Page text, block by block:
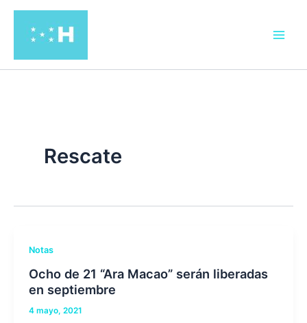
contenido
Rescate
Notas
Ocho de 21 “Ara Macao” serán liberadas
en septiembre
4 mayo, 2021